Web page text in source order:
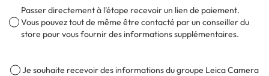
Passer directement à l'étape recevoir un lien de paiement.
Vous pouvez tout de même être contacté par un conseiller du
store pour vous fournir des informations supplémentaires.
Je souhaite recevoir des informations du groupe Leica Camera